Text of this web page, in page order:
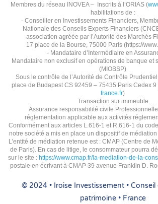
Membres du réseau INOVEA – Inscrits à l’ORIAS (
habilitations de :
- Conseiller en Investissements Financiers,
Nationale des Conseils Experts Financiers
association agréée par l’Autorité des Marchés
17 place de la Bourse, 75000 Paris (https://
- Mandataire d’Intermédiaire en
Mandataire non exclusif en opérations de banque et
(MIOBSP)
Sous le contrôle de l’Autorité de Contrôle
place de Budapest CS 92459 – 75435 Paris Cedex 9
france.fr)
Transaction sur immeuble
Assurance responsabilité civile
réglementation applicable aux activités
Conformément aux articles L.616-1 et R.616-1 du
notre société a mis en place un dispositif de médiation
L’entité de médiation retenue est : CMAP (Centre de
de Paris). En cas de litige, le consommateur pourra
sur le site : https://www.cmap.fr/la-mediation-de-la-
postale en écrivant à CMAP 39 avenue Franklin D.
© 2024 • Iroise Investissement •
patrimoine • France